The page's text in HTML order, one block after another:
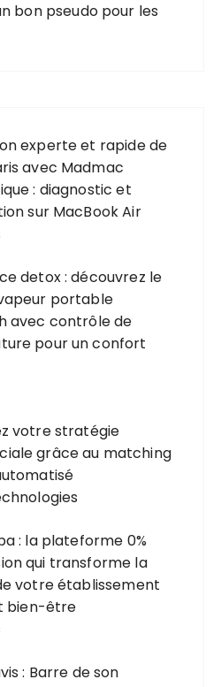
bon pseudo pour les
experte et rapide de
avec Madmac
: diagnostic et
sur MacBook Air
detox : découvrez le
portable
avec contrôle de
pour un confort
votre stratégie
grâce au matching
: la plateforme 0%
qui transforme la
votre établissement
bien-être
: Barre de son